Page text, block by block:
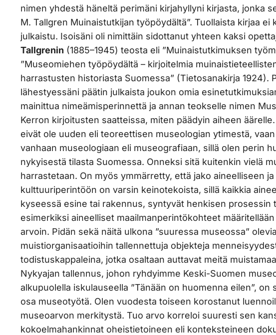
nimen yhdestä häneltä perimäni kirjahyllyni kirjasta, jonka
M. Tallgren Muinaistutkijan työpöydältä”. Tuollaista kirjaa ei
julkaistu. Isoisäni oli nimittäin sidottanut yhteen kaksi
Tallgrenin (1885–1945) teosta eli ”Muinaistutkimuksen
”Museomiehen työpöydältä – kirjoitelmia
harrastusten historiasta Suomessa” (Tietosanakirja 1924).
lähestyessäni päätin julkaista joukon omia
mainittua nimeämisperinnettä ja annan teokselle nimen
Kerron kirjoitusten saatteissa, miten päädyin aiheen
eivät ole uuden eli teoreettisen museologian ytimestä,
vanhaan museologiaan eli museografiaan, sillä olen perin
nykyisestä tilasta Suomessa. Onneksi sitä kuitenkin vielä
harrastetaan. On myös ymmärretty, että jako aineelliseen
kulttuuriperintöön on varsin keinotekoista, sillä kaikkia
kyseessä esine tai rakennus, syntyvät henkisen prosessin
esimerkiksi aineelliset maailmanperintökohteet
arvoin. Pidän sekä näitä ulkona ”suuressa museossa”
muistiorganisaatioihin tallennettuja objekteja
todistuskappaleina, jotka osaltaan auttavat meitä
Nykyajan tallennus, johon ryhdyimme Keski-Suomen
alkupuolella iskulauseella ”Tänään on huomenna eilen”,
osa museotyötä. Olen vuodesta toiseen korostanut
museoarvon merkitystä. Tuo arvo korreloi suuresti sen
kokoelmahankinnat oheistietoineen eli konteksteineen